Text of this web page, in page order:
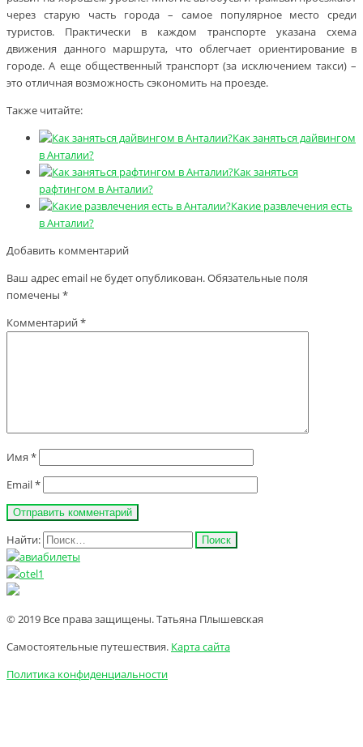
через старую часть города – самое популярное место среди
туристов. Практически в каждом транспорте указана схема
движения данного маршрута, что облегчает ориентирование в
городе. А еще общественный транспорт (за исключением такси) –
это отличная возможность сэкономить на проезде.
Также читайте:
Как заняться дайвингом
в Анталии?
Как заняться
рафтингом в Анталии?
Какие развлечения есть
в Анталии?
Добавить комментарий
Ваш адрес email не будет опубликован.Обязательные поля
помечены *
Комментарий*
Имя *
Email*
Найти:
© 2019 Все права защищены. Татьяна Плышевская
Самостоятельные путешествия. Карта сайта
Политика конфиденциальности